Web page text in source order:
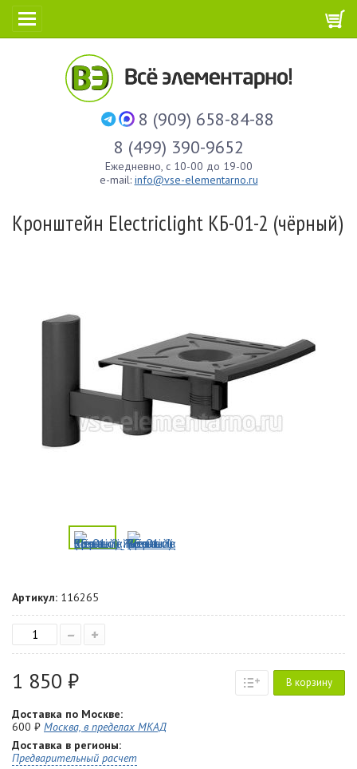
8 (909) 658-84-88
8 (499) 390-9652
Ежедневно, с 10-00 до 19-00
e-mail: info@vse-elementarno.ru
Кронштейн Electriclight КБ-01-2 (чёрный)
Артикул: 116265
– +
1 850 ₽ В корзину
Доставка по Москве:
600 ₽ Москва, в пределах МКАД
Доставка в регионы:
Предварительный расчет